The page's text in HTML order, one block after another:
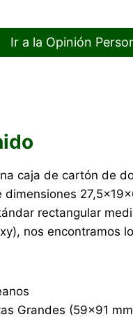
Ir a la Opinión
caja de cartón de
dimensiones
rectangular
nos encontramos
Grandes (59×91